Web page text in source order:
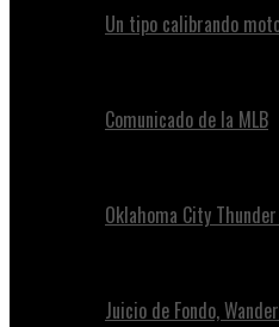
Un tipo calibrando
Comunicado de la MLB
Oklahoma City
Juicio de Fondo,